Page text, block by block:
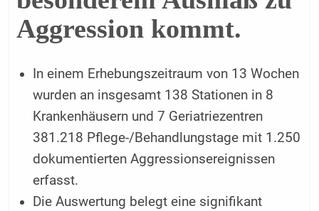
Aggression kommt.
In einem Erhebungszeitraum von 13 Wochen
wurden an insgesamt 138 Stationen in 8
Krankenhäusern und 7 Geriatriezentren
381.218 Pflege-/Behandlungstage mit 1.250
dokumentierten Aggressionsereignissen
erfasst.
Die Auswertung belegt eine signifikant